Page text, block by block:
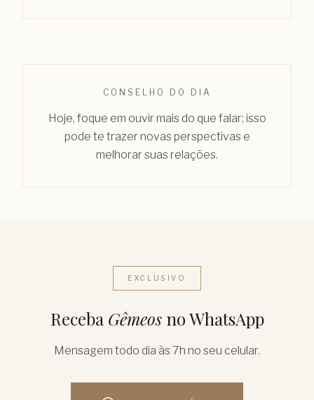
CONSELHO DO DIA
Hoje, foque em ouvir mais do que falar; isso
pode te trazer novas perspectivas e
melhorar suas relações.
EXCLUSIVO
Receba Gêmeosno WhatsApp
Mensagem todo dia às 7h no seu celular.